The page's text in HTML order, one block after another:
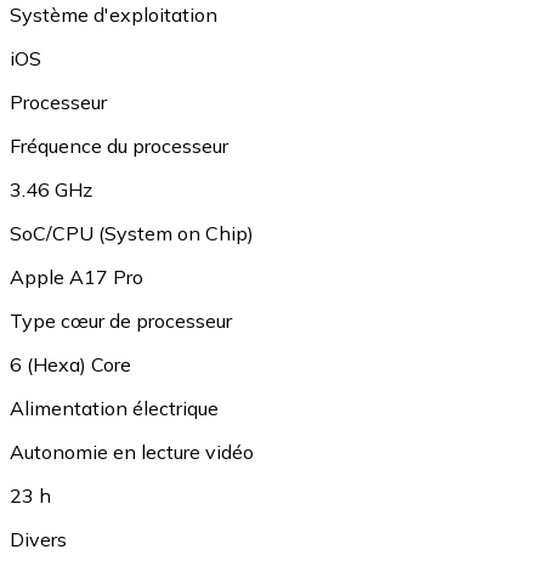
Système d'exploitation
iOS
Processeur
Fréquence du processeur
3.46 GHz
SoC/CPU (System on Chip)
Apple A17 Pro
Type cœur de processeur
6 (Hexa) Core
Alimentation électrique
Autonomie en lecture vidéo
23 h
Divers